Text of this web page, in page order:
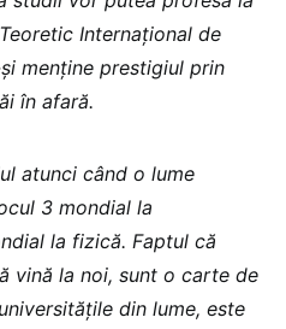
Internațional de
menține prestigiul prin
în afară.
atunci când o lume
3 mondial la
la fizică. Faptul că
vină la noi, sunt o carte de
din lume, este